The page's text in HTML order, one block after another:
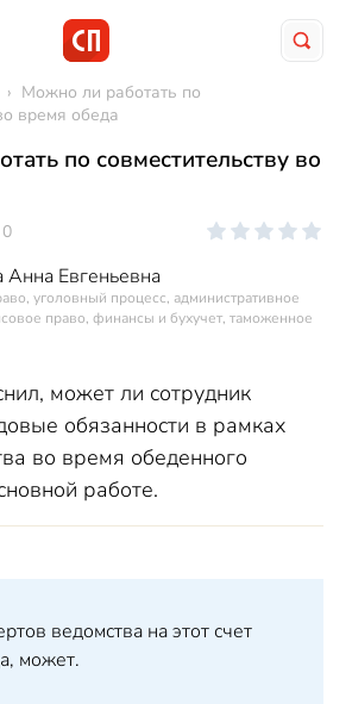
› Можно ли работать по
время обеда
по совместительству во
0
Анна Евгеньевна
уголовный процесс, административное
право, финансы и бухучет, таможенное
может ли сотрудник
обязанности в рамках
во время обеденного
работе.
ведомства на этот счет
может.